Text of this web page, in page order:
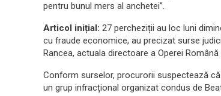
pentru bunul mers al anchetei”.
Articol inițial: 27 percheziții au loc luni
cu fraude economice, au precizat surse
Rancea, actuala directoare a Operei
Conform surselor, procurorii suspectează
un grup infracțional organizat condus de